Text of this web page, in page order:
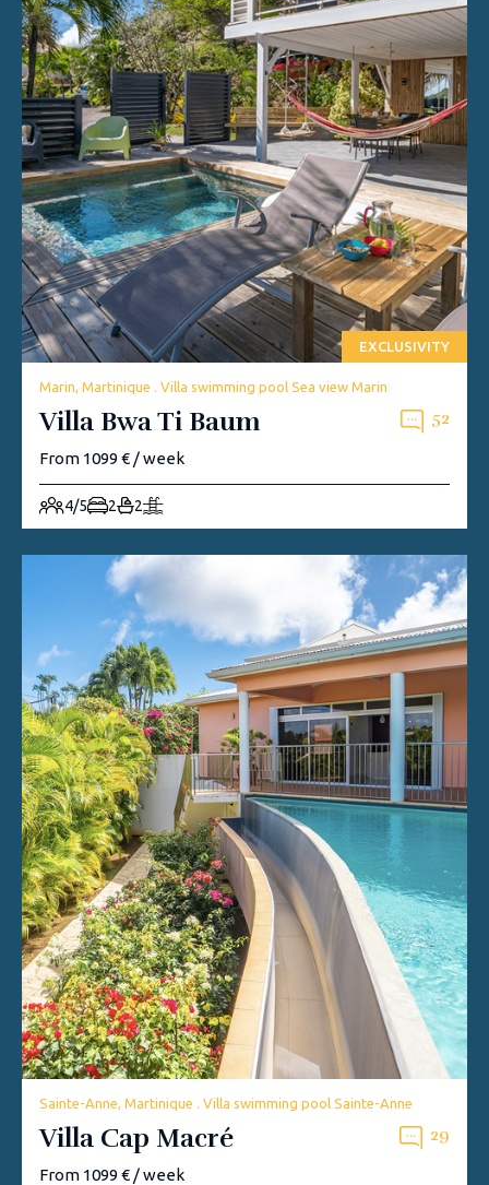
EXCLUSIVITY
Marin, Martinique . Villa swimming pool Sea view Marin
Villa Bwa Ti Baum 52
From 1099 € / week
4/5 2 2
Sainte-Anne, Martinique . Villa swimming pool Sainte-Anne
Villa Cap Macré 29
From 1099 € / week